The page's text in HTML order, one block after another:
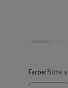
Farbe:Bitte